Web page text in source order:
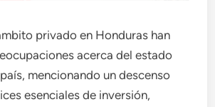
privado en Honduras han
acerca del estado
mencionando un descenso
esenciales de inversión,